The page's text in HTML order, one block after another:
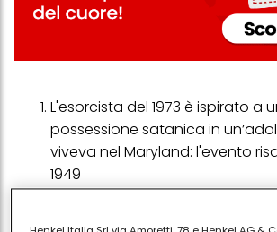
L'esorcista del 1973 è ispirato a
possessione satanica in
viveva nel Maryland: l'evento
1949
Non aprite quella porta del